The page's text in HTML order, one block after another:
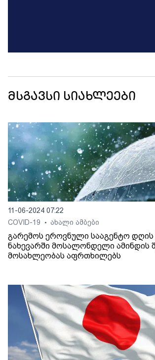
მსგავსი სიახლეები
11-06-2024 07:22
COVID-19
• ახალი ამბები
გარემოს ეროვნული სააგენტო
ნახევარში მოსალონდელი ამინდის
მოსახლეობას აფრთხილებს